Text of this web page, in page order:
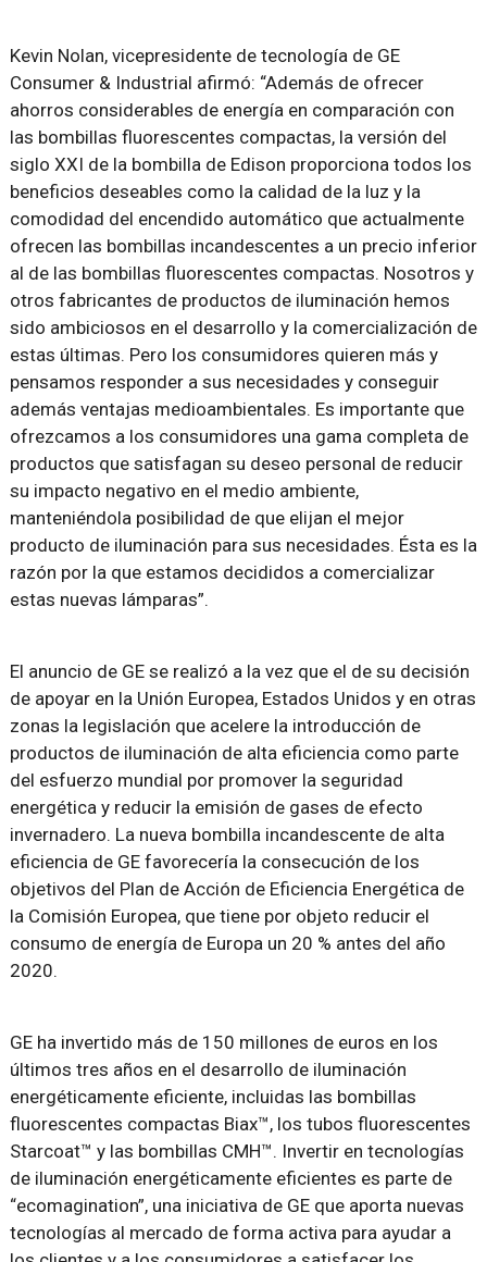
Kevin Nolan, vicepresidente de tecnología de GE
Consumer & Industrial afirmó: “Además de ofrecer
ahorros considerables de energía en comparación con
las bombillas fluorescentes compactas, la versión del
siglo XXI de la bombilla de Edison proporciona todos los
beneficios deseables como la calidad de la luz y la
comodidad del encendido automático que actualmente
ofrecen las bombillas incandescentes a un precio inferior
al de las bombillas fluorescentes compactas. Nosotros y
otros fabricantes de productos de iluminación hemos
sido ambiciosos en el desarrollo y la comercialización de
estas últimas. Pero los consumidores quieren más y
pensamos responder a sus necesidades y conseguir
además ventajas medioambientales. Es importante que
ofrezcamos a los consumidores una gama completa de
productos que satisfagan su deseo personal de reducir
su impacto negativo en el medio ambiente,
manteniéndola posibilidad de que elijan el mejor
producto de iluminación para sus necesidades. Ésta es la
razón por la que estamos decididos a comercializar
estas nuevas lámparas”.
El anuncio de GE se realizó a la vez que el de su decisión
de apoyar en la Unión Europea, Estados Unidos y en otras
zonas la legislación que acelere la introducción de
productos de iluminación de alta eficiencia como parte
del esfuerzo mundial por promover la seguridad
energética y reducir la emisión de gases de efecto
invernadero. La nueva bombilla incandescente de alta
eficiencia de GE favorecería la consecución de los
objetivos del Plan de Acción de Eficiencia Energética de
la Comisión Europea, que tiene por objeto reducir el
consumo de energía de Europa un 20 % antes del año
2020.
GE ha invertido más de 150 millones de euros en los
últimos tres años en el desarrollo de iluminación
energéticamente eficiente, incluidas las bombillas
fluorescentes compactas Biax™, los tubos fluorescentes
Starcoat™ y las bombillas CMH™. Invertir en tecnologías
de iluminación energéticamente eficientes es parte de
“ecomagination”, una iniciativa de GE que aporta nuevas
tecnologías al mercado de forma activa para ayudar a